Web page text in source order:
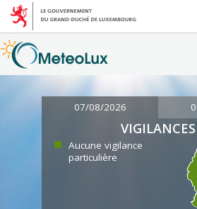
07/08/2026
VIGILANCES
Aucune vigilance
particulière